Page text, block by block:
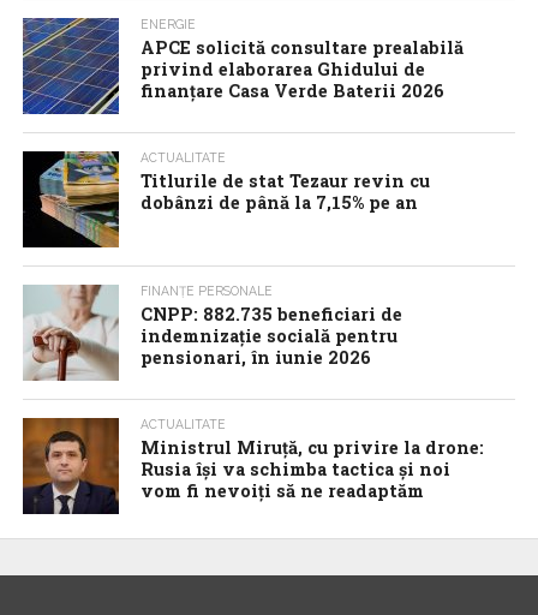
ENERGIE
APCE solicită consultare prealabilă
privind elaborarea Ghidului de
finanțare Casa Verde Baterii 2026
ACTUALITATE
Titlurile de stat Tezaur revin cu
dobânzi de până la 7,15% pe an
FINANȚE PERSONALE
CNPP: 882.735 beneficiari de
indemnizație socială pentru
pensionari, în iunie 2026
ACTUALITATE
Ministrul Miruță, cu privire la drone:
Rusia își va schimba tactica și noi
vom fi nevoiți să ne readaptăm